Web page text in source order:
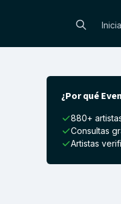
¿Por qué
880+
Consultas
Artistas